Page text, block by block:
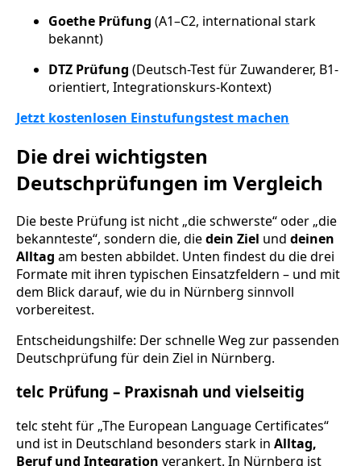
Goethe Prüfung (A1–C2, international stark
bekannt)
DTZ Prüfung (Deutsch-Test für Zuwanderer, B1-
orientiert, Integrationskurs-Kontext)
Jetzt kostenlosen Einstufungstest machen
Die drei wichtigsten
Deutschprüfungen im Vergleich
Die beste Prüfung ist nicht „die schwerste“ oder „die
bekannteste“, sondern die, diedein Ziel und deinen
Alltag am besten abbildet. Unten findest du die drei
Formate mit ihren typischen Einsatzfeldern – und mit
dem Blick darauf, wie du in Nürnberg sinnvoll
vorbereitest.
Entscheidungshilfe: Der schnelle Weg zur passenden
Deutschprüfung für dein Ziel in Nürnberg.
telc Prüfung – Praxisnah und vielseitig
telc steht für „The European Language Certificates“
und ist in Deutschland besonders stark in Alltag,
Beruf und Integration verankert. In Nürnberg ist